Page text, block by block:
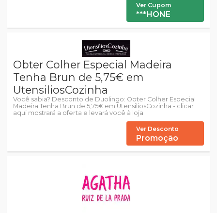
Ver Cupom
***HONE
Obter Colher Especial Madeira
Tenha Brun de 5,75€ em
UtensiliosCozinha
Você sabia? Desconto de Duolingo: Obter Colher Especial
Madeira Tenha Brun de 5,75€ em UtensiliosCozinha - clicar
aqui mostrará a oferta e levará você à loja
Ver Desconto
Promoção